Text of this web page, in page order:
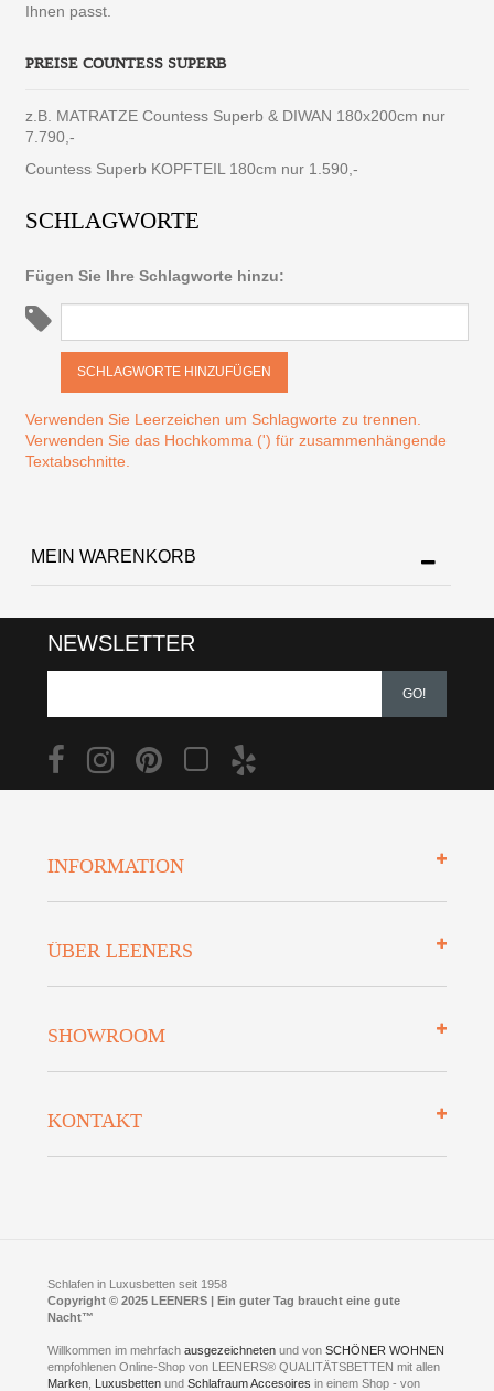
Ihnen passt.
PREISE COUNTESS SUPERB
z.B. MATRATZE Countess Superb & DIWAN 180x200cm nur
7.790,-
Countess Superb KOPFTEIL 180cm nur 1.590,-
SCHLAGWORTE
Fügen Sie Ihre Schlagworte hinzu:
SCHLAGWORTE HINZUFÜGEN
Verwenden Sie Leerzeichen um Schlagworte zu trennen.
Verwenden Sie das Hochkomma (') für zusammenhängende
Textabschnitte.
MEIN WARENKORB
NEWSLETTER
GO!
INFORMATION
Finanzierung
Datenschutz
ÜBER LEENERS
Preisgarantie
Presse
Jobs
SHOWROOM
Fotoalbum
Kontakt
KONTAKT
Neuer Showroom für unsere Onlineartikel.
Kontakt via:WhatsApp
Kontakt via:eMail
Schlafen in Luxusbetten seit 1958
Copyright © 2025 LEENERS | Ein guter Tag braucht eine gute
Nacht™
Willkommen im mehrfachausgezeichnetenund vonSCHÖNER WOHNEN
empfohlenen Online-Shop von LEENERS® QUALITÄTSBETTEN mit allen
Marken Luxusbetten undSchlafraum Accesoires in einem Shop - von